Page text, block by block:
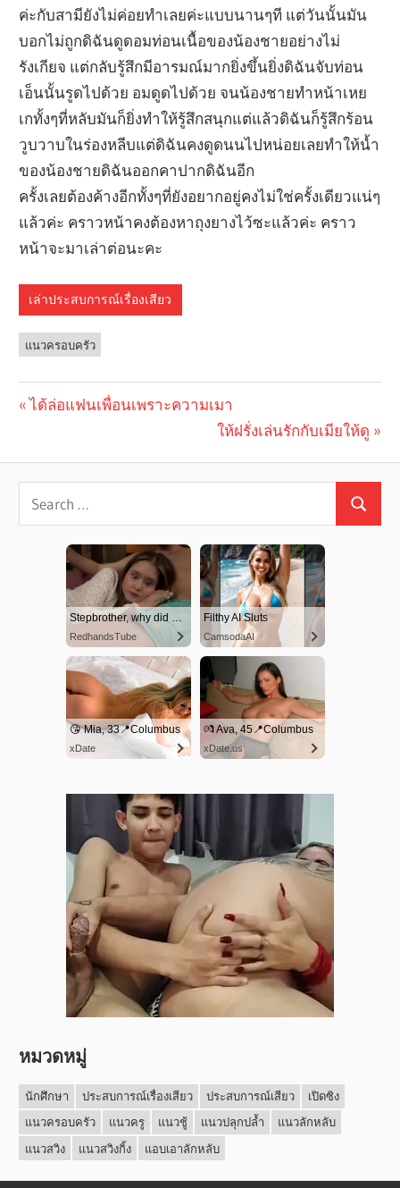
ค่ะกับสามียังไม่ค่อยทำเลยค่ะแบบนานๆที แต่วันนั้นมัน
บอกไม่ถูกดิฉันดูดอมท่อนเนื้อของน้องชายอย่างไม่
รังเกียจ แต่กลับรู้สึกมีอารมณ์มากยิ่งขึ้นยิ่งดิฉันจับท่อน
เอ็นนั้นรูดไปด้วย อมดูดไปด้วย จนน้องชายทำหน้าเหย
เกทั้งๆที่หลับมันก็ยิ่งทำให้รู้สึกสนุกแต่แล้วดิฉันก็รู้สึกร้อน
วูบวาบในร่องหลีบแต่ดิฉันคงดูดนนไปหน่อยเลยทำให้น้ำ
ของน้องชายดิฉันออกคาปากดิฉันอีก
ครั้งเลยต้องค้างอีกทั้งๆที่ยังอยากอยู่คงไม่ใช่ครั้งเดียวแน่ๆ
แล้วค่ะ คราวหน้าคงต้องหาถุงยางไว้ซะแล้วค่ะ คราว
หน้าจะมาเล่าต่อนะคะ
เล่าประสบการณ์เรื่องเสียว
แนวครอบครัว
navigation
Previous
ได้ล่อแฟนเพื่อนเพราะความเมา
Next
ให้ฝรั่งเล่นรักกับเมียให้ดู
หมวดหมู่
นักศึกษา ประสบการณ์เรื่องเสียว ประสบการณ์เสียว
เปิดซิง
แนวครอบครัว
แนวครู แนวชู้ แนวปลุกปล้ำ
แนวลักหลับ
แนวสวิง
แนวสวิงกิ้ง แอบเอาลักหลับ